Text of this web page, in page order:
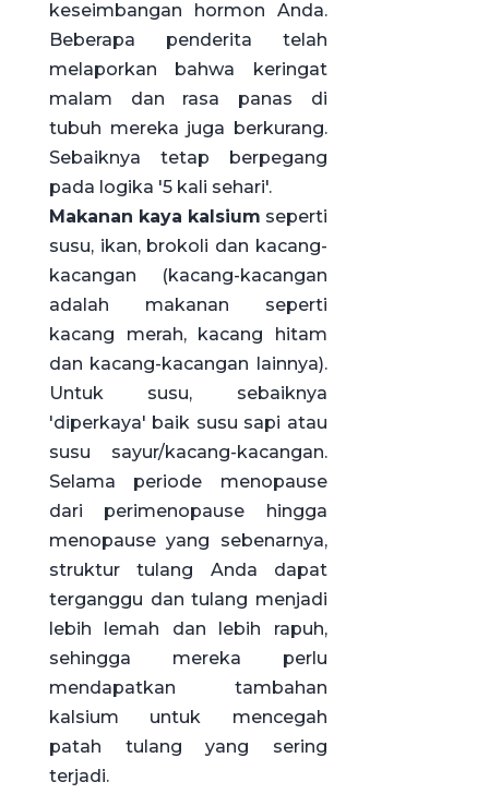
keseimbangan hormon Anda.
Beberapa penderita telah
melaporkan bahwa keringat
malam dan rasa panas di
tubuh mereka juga berkurang.
Sebaiknya tetap berpegang
pada logika '5 kali sehari'.
Makanan kaya kalsium seperti
susu, ikan, brokoli dan kacang-
kacangan (kacang-kacangan
adalah makanan seperti
kacang merah, kacang hitam
dan kacang-kacangan lainnya).
Untuk susu, sebaiknya
'diperkaya' baik susu sapi atau
susu sayur/kacang-kacangan.
Selama periode menopause
dari perimenopause hingga
menopause yang sebenarnya,
struktur tulang Anda dapat
terganggu dan tulang menjadi
lebih lemah dan lebih rapuh,
sehingga mereka perlu
mendapatkan tambahan
kalsium untuk mencegah
patah tulang yang sering
terjadi.